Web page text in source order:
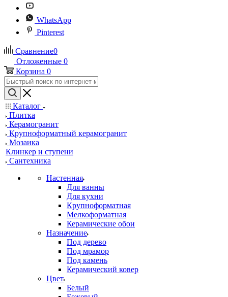
WhatsApp
Pinterest
Сравнение0
Отложенные 0
Корзина 0
Каталог
Плитка
Керамогранит
Крупноформатный керамогранит
Мозаика
Клинкер и ступени
Сантехника
Настенная
Для ванны
Для кухни
Крупноформатная
Мелкоформатная
Керамические обои
Назначение
Под дерево
Под мрамор
Под камень
Керамический ковер
Цвет
Белый